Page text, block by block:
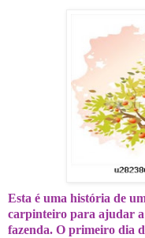
Esta é uma história de
carpinteiro para ajudar a
fazenda. O primeiro dia